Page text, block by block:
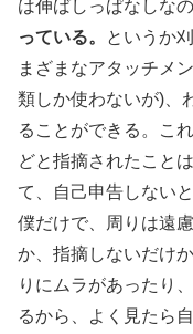
は伸ばしっぱなしな
っている。
というか
まざまなアタッチメ
類しか使わないが)、
ることができる。こ
どと指摘されたこと
て、自己申告しない
僕だけで、周りは遠
か、指摘しないだけ
りにムラがあったり
るから、よく見たら